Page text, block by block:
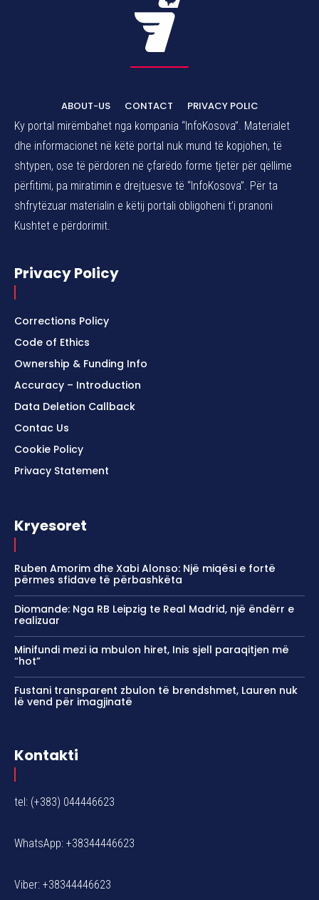
ABOUT-US CONTACT
PRIVACY POLIC
Ky portal mirëmbahet nga kompania “InfoKosova”. Materialet
dhe informacionet në këtë portal nuk mund të kopjohen, të
shtypen, ose të përdoren në çfarëdo forme tjetër për qëllime
përfitimi, pa miratimin e drejtuesve të “InfoKosova”. Për ta
shfrytëzuar materialin e këtij portali obligoheni t’i pranoni
Kushtet e përdorimit.
Privacy Policy
Corrections Policy
Code of Ethics
Ownership & Funding Info
Accuracy – Introduction
Data Deletion Callback
Contac Us
Cookie Policy
Privacy Statement
Kryesoret
Ruben Amorim dhe Xabi Alonso: Një miqësi e fortë
përmes sfidave të përbashkëta
Diomande: Nga RB Leipzig te Real Madrid, një ëndërr e
realizuar
Minifundi mezi ia mbulon hiret, Inis sjell paraqitjen më
“hot”
Fustani transparent zbulon të brendshmet, Lauren nuk
lë vend për imagjinatë
Kontakti
tel: (+383) 044446623
WhatsApp: +38344446623
Viber: +38344446623